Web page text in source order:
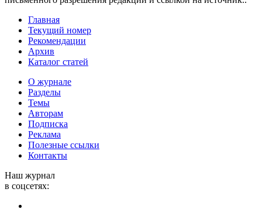
Главная
Текущий номер
Рекомендации
Архив
Каталог статей
О журнале
Разделы
Темы
Авторам
Подписка
Реклама
Полезные ссылки
Контакты
Наш журнал
в соцсетях: